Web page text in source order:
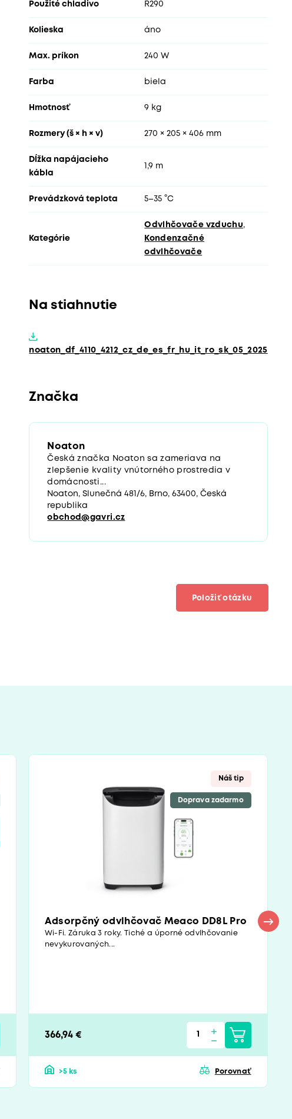
Použité chladivo R290
Kolieska áno
Max. príkon 240 W
Farba biela
Hmotnosť 9 kg
Rozmery (š × h × v) 270 × 205 × 406 mm
Dĺžka napájacieho
kábla
1,9 m
Prevádzková teplota 5–35 °C
Kategórie
Odvlhčovače vzduchu,
Kondenzačné
odvlhčovače
Na stiahnutie
noaton_df_4110_4212_cz_de_es_fr_hu_it_ro_sk_05_2025
Značka
Noaton
Česká značka Noaton sa zameriava na
zlepšenie kvality vnútorného prostredia v
domácnosti...
Noaton, Slunečná 481/6, Brno, 63400, Česká
republika
obchod@gavri.cz
Položiť otázku
Náš tip
Doprava zadarmo
Adsorpčný odvlhčovač Meaco DD8L Pro
Wi-Fi. Záruka 3 roky. Tiché a úporné odvlhčovanie
nevykurovaných...
366,94 €
>5 ks Porovnať